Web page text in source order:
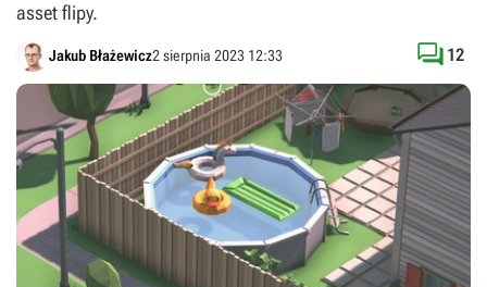
asset flipy.
Jakub Błażewicz2 sierpnia 2023 12:33  12